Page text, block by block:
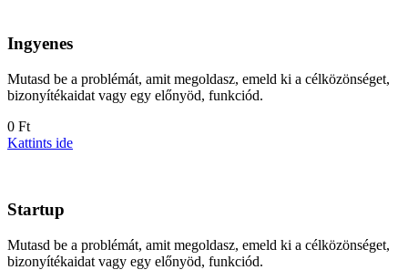
Ingyenes
Mutasd be a problémát, amit megoldasz, emeld ki a célközönséget,
bizonyítékaidat vagy egy előnyöd, funkciód.
0 Ft
Kattints ide
Startup
Mutasd be a problémát, amit megoldasz, emeld ki a célközönséget,
bizonyítékaidat vagy egy előnyöd, funkciód.